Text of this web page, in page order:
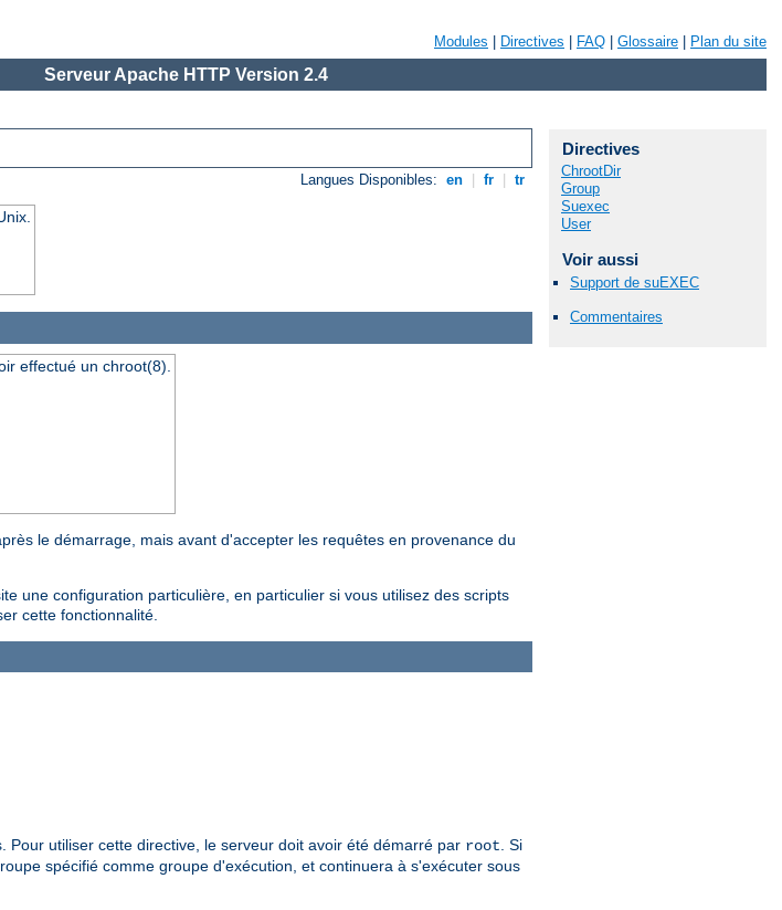
Modules Directives FAQ Glossaire Plan du site
Serveur Apache HTTP Version 2.4
Langues Disponibles: en fr tr
Directives
ChrootDir
Group
Suexec
User
Voir aussi
Support de suEXEC
Commentaires
effectué un chroot(8).
le démarrage, mais avant d'accepter les requêtes en provenance du
une configuration particulière, en particulier si vous utilisez des scripts
cette fonctionnalité.
utiliser cette directive, le serveur doit avoir été démarré par root . Si
spécifié comme groupe d'exécution, et continuera à s'exécuter sous